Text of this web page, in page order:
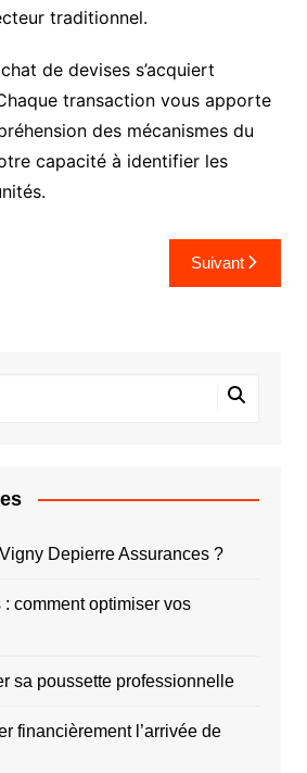
traditionnel.
de devises s’acquiert
transaction vous apporte
des mécanismes du
capacité à identifier les
Suivant
Depierre Assurances ?
comment optimiser vos
sa poussette professionnelle
financièrement l’arrivée de